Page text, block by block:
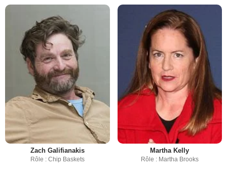
Zach Galifianakis
Rôle : Chip Baskets
Martha Kelly
Rôle : Martha Brooks